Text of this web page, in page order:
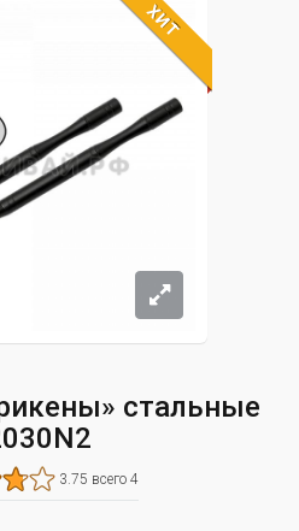
ХИТ
стальные
3.75 всего 4